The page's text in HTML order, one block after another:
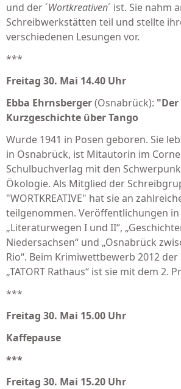
und der ´Wortkreativen´ ist. Sie nahm
Schreibwerkstätten teil und stellte
verschiedenen Lesungen vor.
***
Freitag 30. Mai 14.40 Uhr
Ebba Ehrnsberger(Osnabrück):
Kurzgeschichte über Tango
Wurde 1941 in Posen geboren. Sie
in Osnabrück, ist Mitautorin im
Schulbuchverlag mit den
Ökologie. Als Mitglied der
"WORTKREATIVE" hat sie an
teilgenommen. Veröffentlichungen
„Literaturwegen I und II“,
Niedersachsen“ und „Osnabrück
Rio“. Beim Krimiwettbewerb 2012
„TATORT Rathaus“ ist sie mit dem 2.
***
Freitag 30. Mai 15.00 Uhr
Kaffepause
***
Freitag 30. Mai 15.20 Uhr